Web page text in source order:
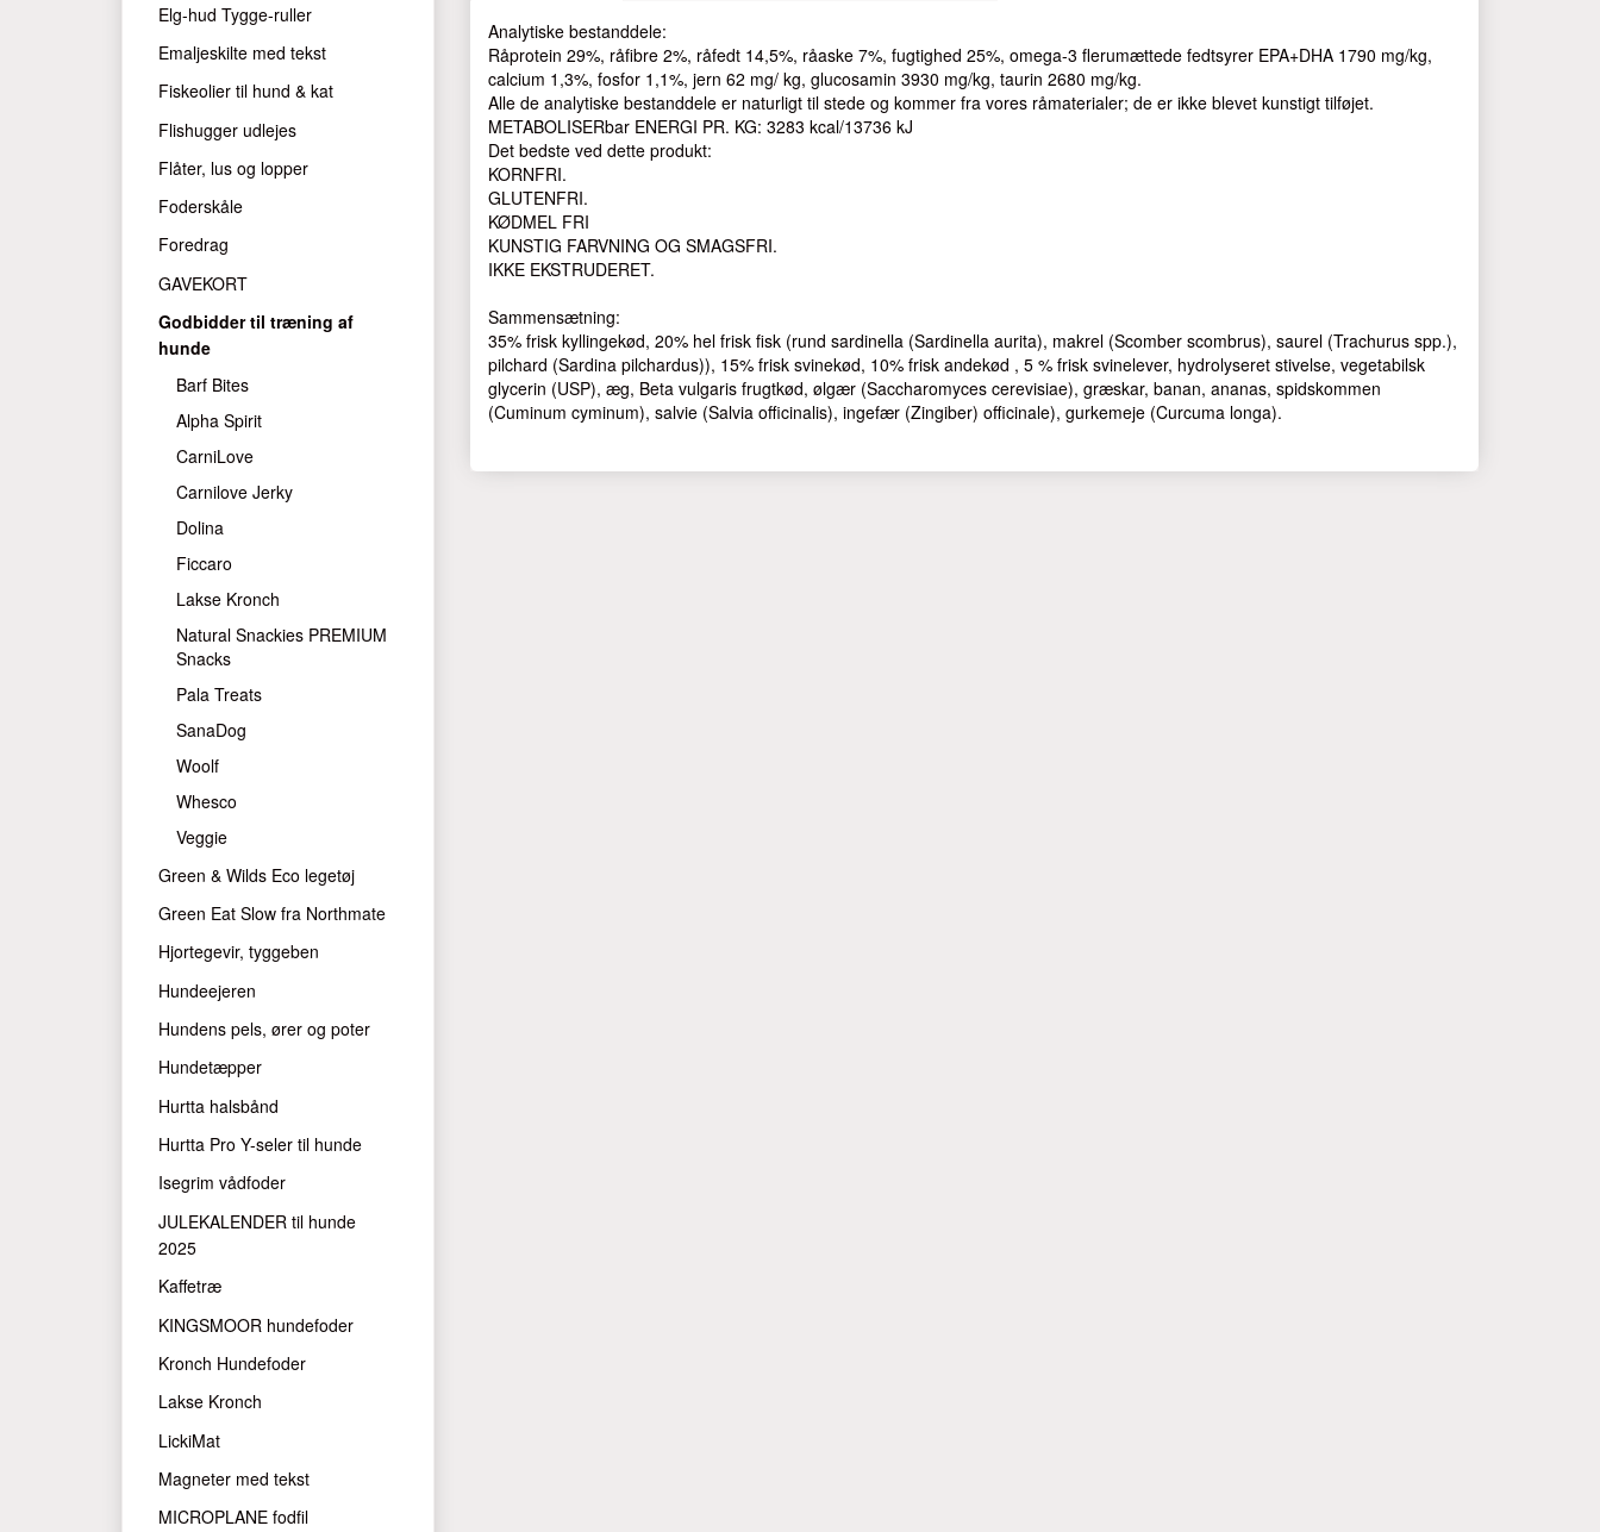
Elg-hud Tygge-ruller
Emaljeskilte med tekst
Fiskeolier til hund & kat
Flishugger udlejes
Flåter, lus og lopper
Foderskåle
Foredrag
GAVEKORT
Godbidder til træning af
hunde
Barf Bites
Alpha Spirit
CarniLove
Carnilove Jerky
Dolina
Ficcaro
Lakse Kronch
Natural Snackies PREMIUM
Snacks
Pala Treats
SanaDog
Woolf
Whesco
Veggie
Green & Wilds Eco legetøj
Green Eat Slow fra Northmate
Hjortegevir, tyggeben
Hundeejeren
Hundens pels, ører og poter
Hundetæpper
Hurtta halsbånd
Hurtta Pro Y-seler til hunde
Isegrim vådfoder
JULEKALENDER til hunde
2025
Kaffetræ
KINGSMOOR hundefoder
Kronch Hundefoder
Lakse Kronch
LickiMat
Magneter med tekst
MICROPLANE fodfil
Analytiske bestanddele:
Råprotein 29%, råfibre 2%, råfedt 14,5%, råaske 7%, fugtighed 25%, omega-3 flerumættede fedtsyrer EPA+DHA 1790 mg/kg,
calcium 1,3%, fosfor 1,1%, jern 62 mg/ kg, glucosamin 3930 mg/kg, taurin 2680 mg/kg.
Alle de analytiske bestanddele er naturligt til stede og kommer fra vores råmaterialer; de er ikke blevet kunstigt tilføjet.
METABOLISERbar ENERGI PR. KG: 3283 kcal/13736 kJ
Det bedste ved dette produkt:
KORNFRI.
GLUTENFRI.
KØDMEL FRI
KUNSTIG FARVNING OG SMAGSFRI.
IKKE EKSTRUDERET.
Sammensætning:
35% frisk kyllingekød, 20% hel frisk fisk (rund sardinella (Sardinella aurita), makrel (Scomber scombrus), saurel (Trachurus spp.),
pilchard (Sardina pilchardus)), 15% frisk svinekød, 10% frisk andekød , 5 % frisk svinelever, hydrolyseret stivelse, vegetabilsk
glycerin (USP), æg, Beta vulgaris frugtkød, ølgær (Saccharomyces cerevisiae), græskar, banan, ananas, spidskommen
(Cuminum cyminum), salvie (Salvia officinalis), ingefær (Zingiber) officinale), gurkemeje (Curcuma longa).